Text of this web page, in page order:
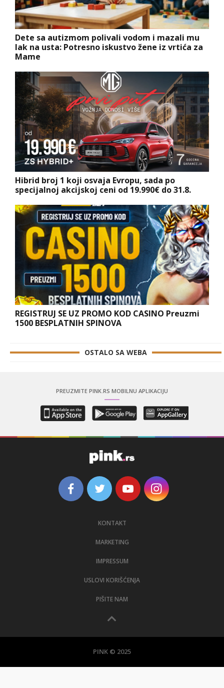
Dete sa autizmom polivali vodom i mazali mu
lak na usta: Potresno iskustvo žene iz vrtića za
Mame
Hibrid broj 1 koji osvaja Evropu, sada po
specijalnoj akcijskoj ceni od 19.990€ do 31.8.
REGISTRUJ SE UZ PROMO KOD CASINO Preuzmi
1500 BESPLATNIH SPINOVA
OSTALO SA WEBA
PREUZMITE PINK.RS MOBILNU APLIKACIJU
KONTAKT
MARKETING
IMPRESSUM
USLOVI KORIŠĆENJA
PIŠITE NAM
PINK © 2025